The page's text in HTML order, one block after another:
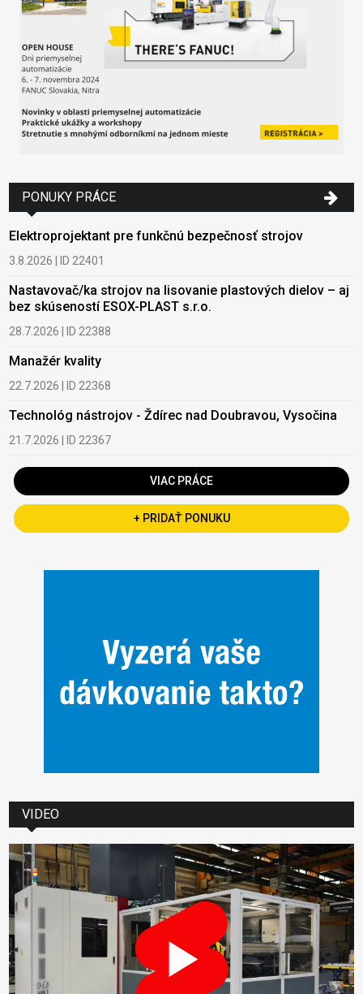
PONUKY PRÁCE
Elektroprojektant pre funkčnú bezpečnosť strojov
3.8.2026 | ID 22401
Nastavovač/ka strojov na lisovanie plastových dielov – aj
bez skúseností ESOX-PLAST s.r.o.
28.7.2026 | ID 22388
Manažér kvality
22.7.2026 | ID 22368
Technológ nástrojov - Ždírec nad Doubravou, Vysočina
21.7.2026 | ID 22367
VIAC PRÁCE
+ PRIDAŤ PONUKU
VIDEO